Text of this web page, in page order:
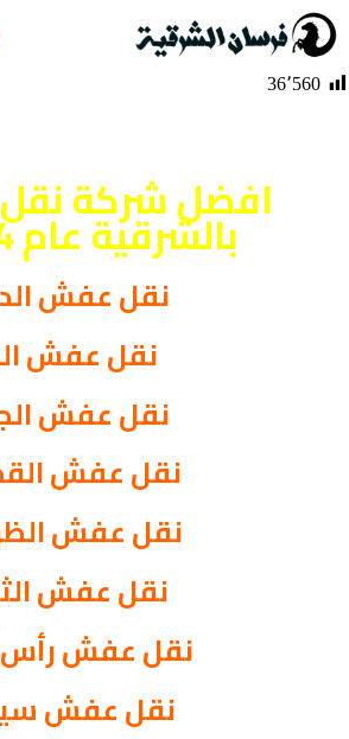
36٬560
افضل شركة
بالشرقية عام 2024
نقل عفش
نقل عفش
نقل عفش
نقل عفش
نقل عفش
نقل عفش
نقل عفش رأس
نقل عفش